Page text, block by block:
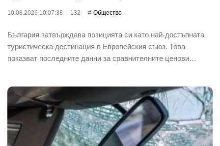
10.08.2026 10:07:38 132 Общество
България затвърждава позицията си като най-достъпната
туристическа дестинация в Европейския съюз. Това
показват последните данни за сравнителните ценови…